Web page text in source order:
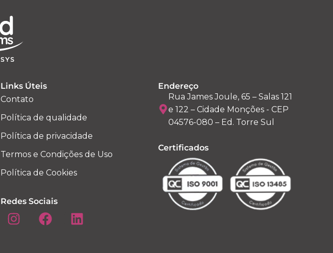
Links Úteis
Contato
Política de qualidade
Política de privacidade
Termos e Condições de Uso
Política de Cookies
Redes Sociais
Endereço
Rua James Joule, 65 – Salas 121
e 122 – Cidade Monções - CEP
04576-080 – Ed. Torre Sul
Certificados